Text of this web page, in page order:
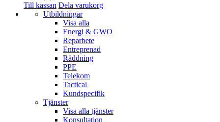
Till kassan Dela varukorg
Menu Utbildningar
Visa alla
Energi & GWO
Reparbete
Entreprenad
Räddning
PPE
Telekom
Tactical
Kundspecifik
Tjänster
Visa alla tjänster
Konsultation